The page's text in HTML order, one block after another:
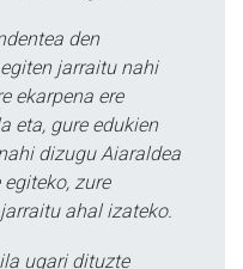
den
jarraitu nahi
ekarpena ere
eta, gure edukien
dizugu Aiaraldea
zure
ahal izateko.
ugari dituzte